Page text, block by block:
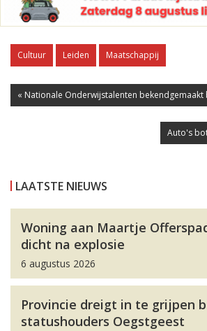
Cultuur Leiden Maatschappij
« Nationale Onderwijstalenten bekendgemaakt
Auto's
LAATSTE NIEUWS
Woning aan Maartje
dicht na explosie
6 augustus 2026
Provincie dreigt in te grijpen
statushouders Oegstgeest